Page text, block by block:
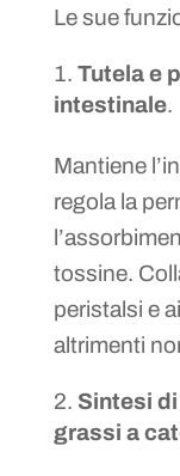
Le sue
Tutela e
intestinale.
Mantiene
regola la
tossine.
peristalsi e
altrimenti
Sintesi
grassi a